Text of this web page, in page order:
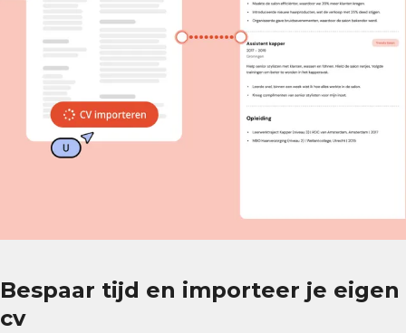
Bespaar tijd en importeer je eigen
cv